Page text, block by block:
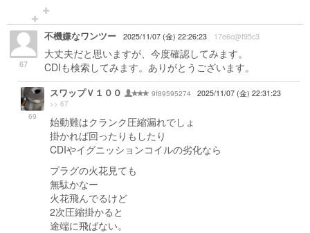
67
不機嫌なワンツー 2025/11/07 (金) 22:26:23 17e6c@f95c3
大丈夫だと思いますが、今度確認してみます。
CDIも検索してみます。ありがとうございます。
69
スワップＶ１００ 9f89595274 2025/11/07 (金) 22:31:23
>> 67
始動難はクランク圧縮漏れでしょ
掛かれば回ったりもしたり
CDIやイグニッションコイルの劣化なら
プラグの火花見ても
無駄かなー
火花飛んでるけど
2次圧縮掛かると
途端に飛ばない。